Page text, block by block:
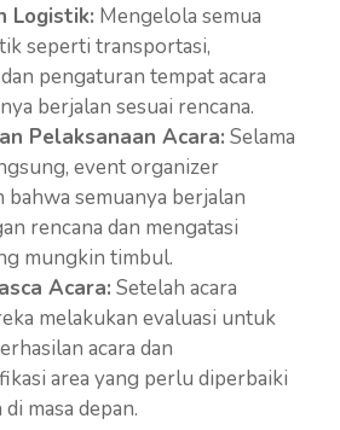
Logistik: Mengelola semua
seperti transportasi,
pengaturan tempat acara
berjalan sesuai rencana.
Pelaksanaan Acara: Selama
event organizer
bahwa semuanya berjalan
rencana dan mengatasi
mungkin timbul.
Acara: Setelah acara
melakukan evaluasi untuk
acara dan
area yang perlu diperbaiki
masa depan.